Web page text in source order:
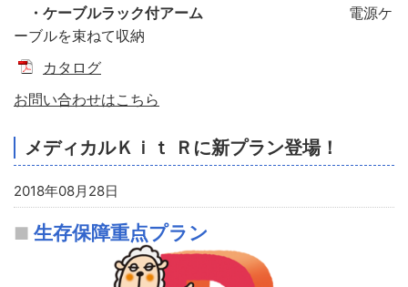
・ケーブルラック付アーム 電源ケ
ーブルを束ねて収納
カタログ
お問い合わせはこちら
メディカルＫｉｔ Ｒに新プラン登場！
2018年08月28日
生存保障重点プラン